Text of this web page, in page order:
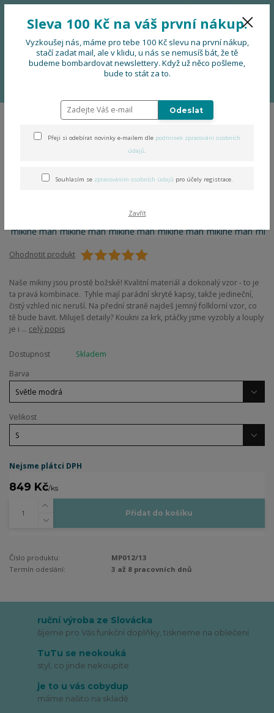
Menu
0 Kč
Folklor na mikině man
Ohodnotit produkt
Naše mikiny jsou prostě božské! Kvalitní materiál a dokonalý vzor - to je
ta pravá kombinace. Tyhle mají parádní skryté kapsy, takže jedineční,
čistý vzhled nic neruší. Na přední straně najdeš jemný folklorní vzor, co
tě bude bavit. Miluješ detaily? Koukni za krk, ptáčky jsme vyzobly a louply
je i ... celý popis
Dostupnost
Skladem
Barva
Velikost
Nejsme plátci DPH
849 Kč/ks
Přidat do košíku
Číslo produktu:
MP012/13
Termín odeslání:
3 až 8 pracovních dnů
ruční výroba ze Slovácka
šijeme pro Vás funkční doplňky, tiskneme na oblečení
TuTu se neokouká
styl, co jinde nekoupíte
je to u vás cobydup
máme našito na skladě
Sleva 100 Kč na váš první nákup.
Vyzkoušej nás, máme pro tebe 100 Kč slevu na první nákup,
stačí zadat mail, ale v klidu, u nás se nemusíš bát, že tě
budeme bombardovat newslettery. Když už něco pošleme,
bude to stát za to.
Odeslat
Přeji si odebírat novinky e-mailem dle podmínek zpracování osobních
údajů.
Souhlasím se zpracováním osobních údajů pro účely registrace.
Zavřít